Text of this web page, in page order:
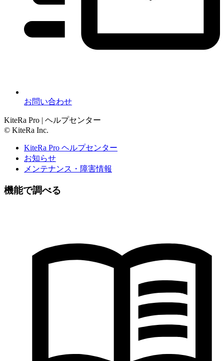
お問い合わせ
KiteRa Pro | ヘルプセンター
© KiteRa Inc.
KiteRa Pro ヘルプセンター
お知らせ
メンテナンス・障害情報
機能で調べる